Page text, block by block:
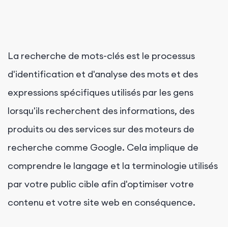
La recherche de mots-clés est le processus
d'identification et d'analyse des mots et des
expressions spécifiques utilisés par les gens
lorsqu'ils recherchent des informations, des
produits ou des services sur des moteurs de
recherche comme Google. Cela implique de
comprendre le langage et la terminologie utilisés
par votre public cible afin d'optimiser votre
contenu et votre site web en conséquence.